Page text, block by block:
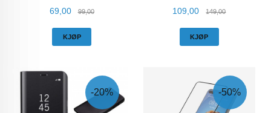
Tilbud
69,00 99,00Rabatt
KJØP
Tilbud
109,00 149,00Rabatt
KJØP
-20% -50%